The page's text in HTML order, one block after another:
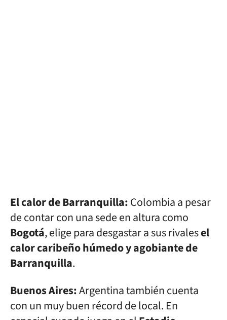
El calor de Barranquilla:Colombia a pesar
de contar con una sede en altura como
Bogotá, elige para desgastar a sus rivalesel
calor caribeño húmedo y agobiante de
Barranquilla.
Buenos Aires:Argentina también cuenta
con un muy buen récord de local. En